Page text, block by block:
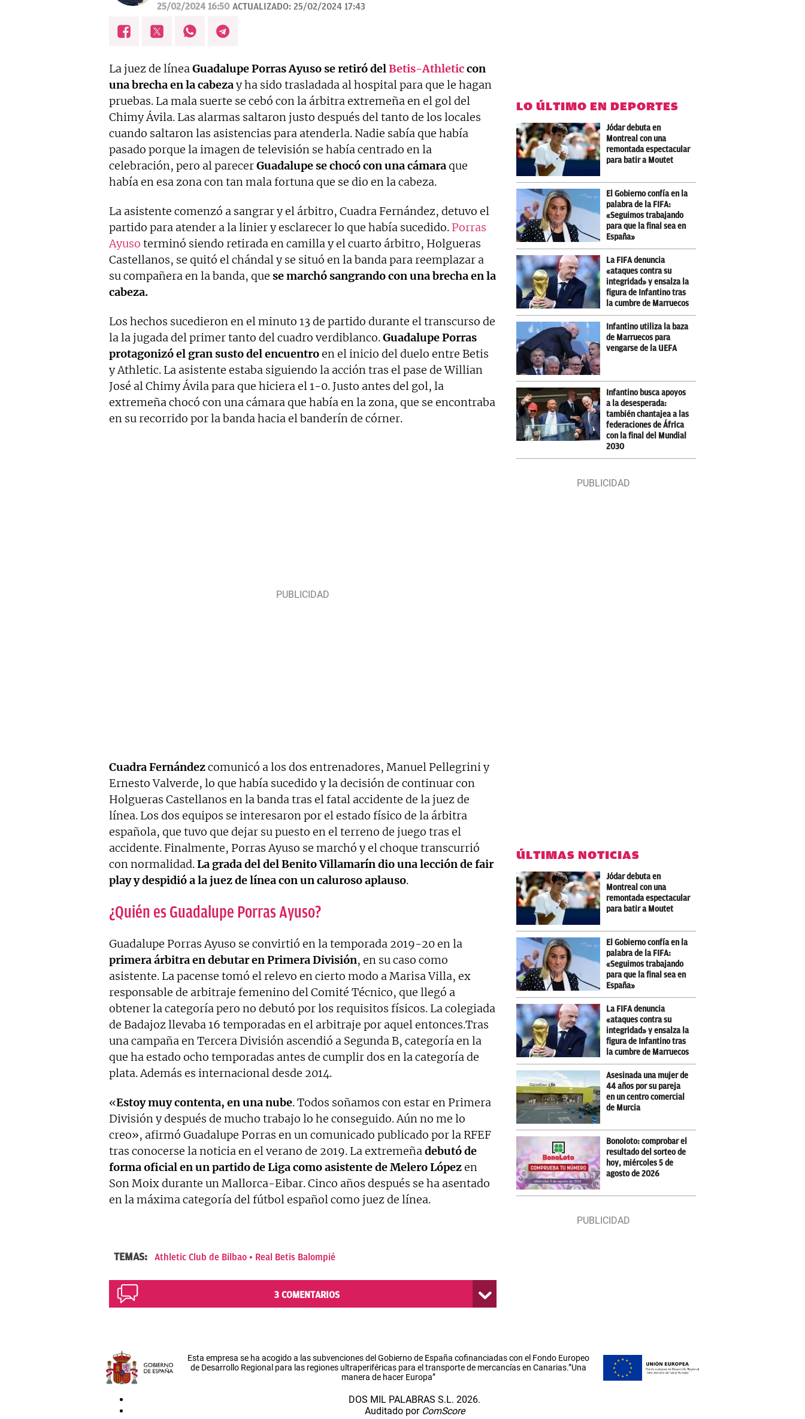
25/02/2024 16:50 ACTUALIZADO: 25/02/2024 17:43
La juez de líneaGuadalupe Porras Ayuso se retiró delBetis-Athleticcon
una brecha en la cabezay ha sido trasladada al hospital para que le hagan
pruebas. La mala suerte se cebó con la árbitra extremeña en el gol del
Chimy Ávila. Las alarmas saltaron justo después del tanto de los locales
cuando saltaron las asistencias para atenderla. Nadie sabía que había
pasado porque la imagen de televisión se había centrado en la
celebración, pero al parecerGuadalupe se chocó con una cámaraque
había en esa zona con tan mala fortuna que se dio en la cabeza.
La asistente comenzó a sangrar y el árbitro, Cuadra Fernández, detuvo el
partido para atender a la linier y esclarecer lo que había sucedido. Porras
Ayuso terminó siendo retirada en camilla y el cuarto árbitro, Holgueras
Castellanos, se quitó el chándal y se situó en la banda para reemplazar a
su compañera en la banda, que se marchó sangrando con una brecha en la
cabeza.
Los hechos sucedieron en el minuto 13 de partido durante el transcurso de
la la jugada del primer tanto del cuadro verdiblanco.Guadalupe Porras
protagonizó el gran susto del encuentroen el inicio del duelo entre Betis
y Athletic. La asistente estaba siguiendo la acción tras el pase de Willian
José al Chimy Ávila para que hiciera el 1-0. Justo antes del gol, la
extremeña chocó con una cámara que había en la zona, que se encontraba
en su recorrido por la banda hacia el banderín de córner.
Cuadra Fernándezcomunicó a los dos entrenadores, Manuel Pellegrini y
Ernesto Valverde, lo que había sucedido y la decisión de continuar con
Holgueras Castellanos en la banda tras el fatal accidente de la juez de
línea. Los dos equipos se interesaron por el estado físico de la árbitra
española, que tuvo que dejar su puesto en el terreno de juego tras el
accidente. Finalmente, Porras Ayuso se marchó y el choque transcurrió
con normalidad.La grada del del Benito Villamarín dio una lección de fair
play y despidió a la juez de línea con un caluroso aplauso.
¿Quién es Guadalupe Porras Ayuso?
Guadalupe Porras Ayuso se convirtió en la temporada 2019-20 en la
primera árbitra en debutar en Primera División, en su caso como
asistente. La pacense tomó el relevo en cierto modo a Marisa Villa, ex
responsable de arbitraje femenino del Comité Técnico, que llegó a
obtener la categoría pero no debutó por los requisitos físicos. La colegiada
de Badajoz llevaba 16 temporadas en el arbitraje por aquel entonces.Tras
una campaña en Tercera División ascendió a Segunda B, categoría en la
que ha estado ocho temporadas antes de cumplir dos en la categoría de
plata. Además es internacional desde 2014.
«Estoy muy contenta, en una nube. Todos soñamos con estar en Primera
División y después de mucho trabajo lo he conseguido. Aún no me lo
creo», afirmó Guadalupe Porras en un comunicado publicado por la RFEF
tras conocerse la noticia en el verano de 2019. La extremeñadebutó de
forma oficial en un partido de Liga como asistente de Melero Lópezen
Son Moix durante un Mallorca-Eibar. Cinco años después se ha asentado
en la máxima categoría del fútbol español como juez de línea.
TEMAS: Athletic Club de Bilbao Real Betis Balompié
3 COMENTARIOS
LO ÚLTIMO EN DEPORTES
Jódar debuta en
Montreal con una
remontada espectacular
para batir a Moutet
El Gobierno confía en la
palabra de la FIFA:
«Seguimos trabajando
para que la final sea en
España»
La FIFA denuncia
«ataques contra su
integridad» y ensalza la
figura de Infantino tras
la cumbre de Marruecos
Infantino utiliza la baza
de Marruecos para
vengarse de la UEFA
Infantino busca apoyos
a la desesperada:
también chantajea a las
federaciones de África
con la final del Mundial
2030
ÚLTIMAS NOTICIAS
Jódar debuta en
Montreal con una
remontada espectacular
para batir a Moutet
El Gobierno confía en la
palabra de la FIFA:
«Seguimos trabajando
para que la final sea en
España»
La FIFA denuncia
«ataques contra su
integridad» y ensalza la
figura de Infantino tras
la cumbre de Marruecos
Asesinada una mujer de
44 años por su pareja
en un centro comercial
de Murcia
Bonoloto: comprobar el
resultado del sorteo de
hoy, miércoles 5 de
agosto de 2026
Esta empresa se ha acogido a las subvenciones del Gobierno de España cofinanciadas con el Fondo Europeo
de Desarrollo Regional para las regiones ultraperiféricas para el transporte de mercancías en Canarias.”Una
manera de hacer Europa”
DOS MIL PALABRAS S.L. 2026.
Auditado por ComScore